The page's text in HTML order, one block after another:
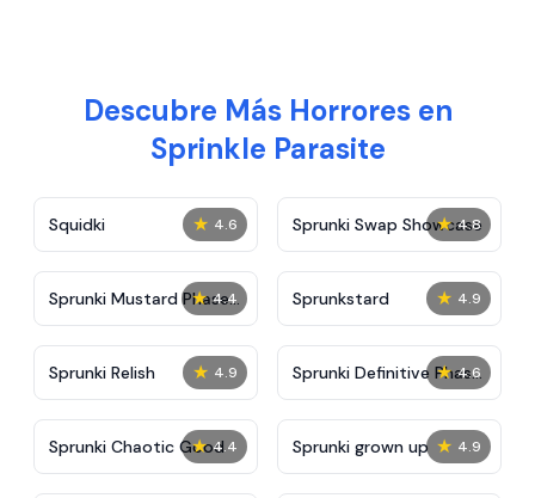
Descubre Más Horrores en
Sprinkle Parasite
★ 4.6
Squidki ★ 4.8
Sprunki Swap Showcase
★ 4.4
Sprunki Mustard Phase
2
★ 4.9
Sprunkstard
★ 4.9
Sprunki Relish ★ 4.6
Sprunki Definitive Phase
7
★ 4.4
Sprunki Chaotic Good ★ 4.9
Sprunki grown up